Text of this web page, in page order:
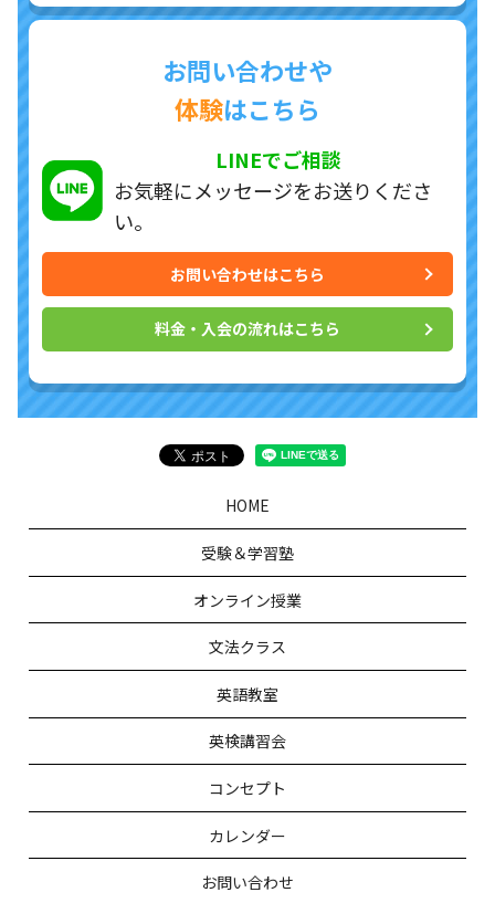
お問い合わせや
体験はこちら
LINEでご相談
お気軽にメッセージをお送りくださ
い。
お問い合わせはこちら
料金・入会の流れはこちら
HOME
受験＆学習塾
オンライン授業
文法クラス
英語教室
英検講習会
コンセプト
カレンダー
お問い合わせ